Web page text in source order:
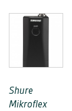
Shure
Mikroflex